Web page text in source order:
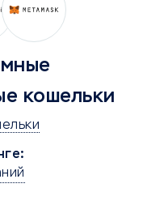
кошельки